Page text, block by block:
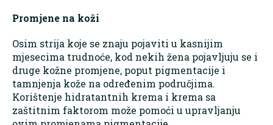
Promjene na koži
Osim strija koje se znaju pojaviti u kasnijim
mjesecima trudnoće, kod nekih žena pojavljuju se i
druge kožne promjene, poput pigmentacije i
tamnjenja kože na određenim područjima.
Korištenje hidratantnih krema i krema sa
zaštitnim faktorom može pomoći u upravljanju